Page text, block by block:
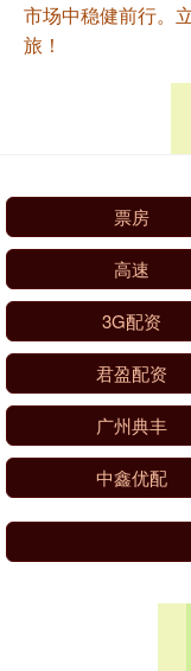
市场中稳健前行。
旅！
票房
高速
3G配资
君盈配资
广州典丰
中鑫优配